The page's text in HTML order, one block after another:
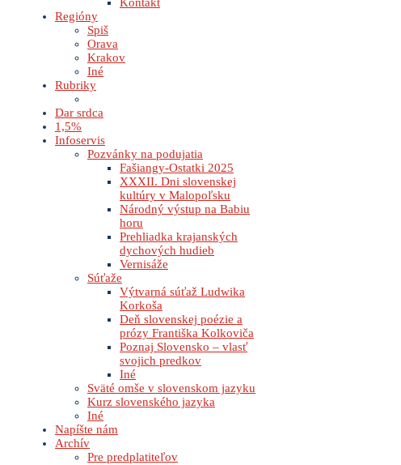
Regióny
Spiš
Orava
Krakov
Iné
Rubriky
Dar srdca
1,5%
Infoservis
Pozvánky na podujatia
Fašiangy-Ostatki 2025
XXXII. Dni slovenskej
kultúry v Malopoľsku
Národný výstup na Babiu
horu
Prehliadka krajanských
dychových hudieb
Vernisáže
Súťaže
Výtvarná súťaž Ludwika
Korkoša
Deň slovenskej poézie a
prózy Františka Kolkoviča
Poznaj Slovensko – vlasť
svojich predkov
Iné
Sväté omše v slovenskom jazyku
Kurz slovenského jazyka
Iné
Napíšte nám
Archív
Pre predplatiteľov